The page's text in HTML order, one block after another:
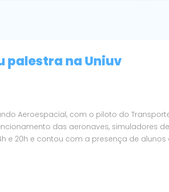
palestra na Uniuv
Aeroespacial, com o piloto do
das aeronaves, simuladores
e 20h e contou com a presença de